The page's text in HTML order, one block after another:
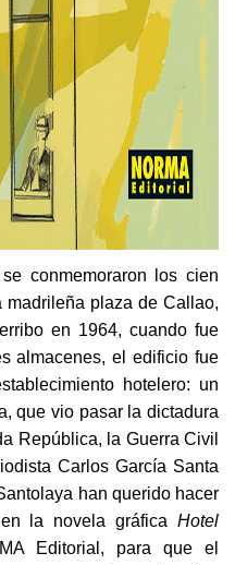
conmemoraron los cien
plaza de Callao,
en 1964, cuando fue
almacenes, el edificio fue
hotelero: un
que vio pasar la dictadura
República, la Guerra Civil
Carlos García Santa
han querido hacer
la novela gráfica Hotel
Editorial, para que el